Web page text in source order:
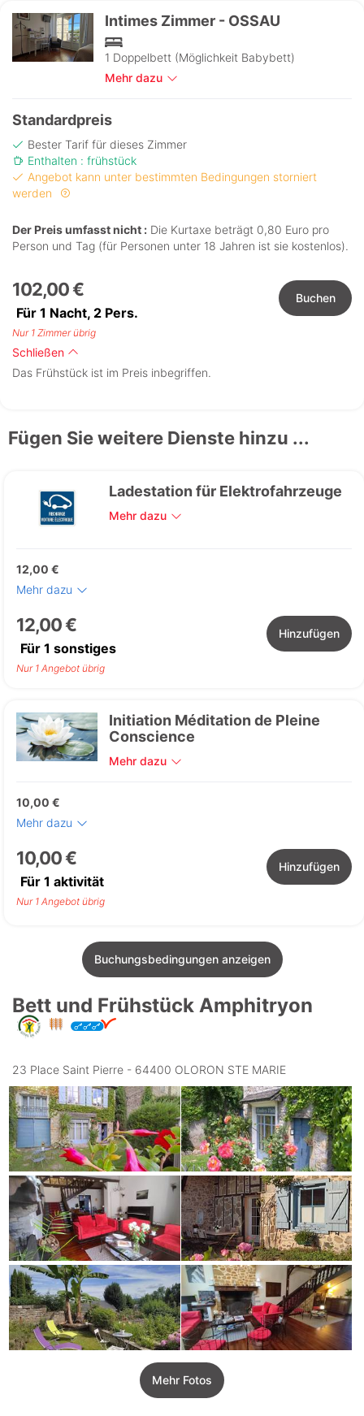
Intimes Zimmer - OSSAU
1 Doppelbett (Möglichkeit Babybett)
Mehr dazu
Standardpreis
Bester Tarif für dieses Zimmer
Enthalten : frühstück
Angebot kann unter bestimmten Bedingungen storniert
werden
Der Preis umfasst nicht : Die Kurtaxe beträgt 0,80 Euro pro
Person und Tag (für Personen unter 18 Jahren ist sie kostenlos).
102,00 €
Für 1 Nacht, 2 Pers.
Buchen
Nur 1 Zimmer übrig
Schließen
Das Frühstück ist im Preis inbegriffen.
Fügen Sie weitere Dienste hinzu ...
Ladestation für Elektrofahrzeuge
Mehr dazu
12,00 €
Mehr dazu
12,00 €
Für 1 sonstiges
Hinzufügen
Nur 1 Angebot übrig
Initiation Méditation de Pleine
Conscience
Mehr dazu
10,00 €
Mehr dazu
10,00 €
Für 1 aktivität
Hinzufügen
Nur 1 Angebot übrig
Buchungsbedingungen anzeigen
Bett und Frühstück Amphitryon
23 Place Saint Pierre - 64400 OLORON STE MARIE
Mehr Fotos